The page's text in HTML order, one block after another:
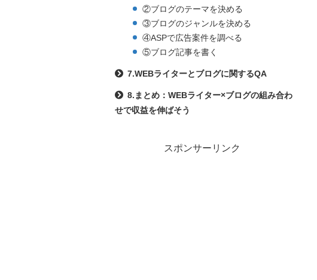
②ブログのテーマを決める
③ブログのジャンルを決める
④ASPで広告案件を調べる
⑤ブログ記事を書く
7.WEBライターとブログに関するQA
8.まとめ：WEBライター×ブログの組み合わ
せで収益を伸ばそう
スポンサーリンク